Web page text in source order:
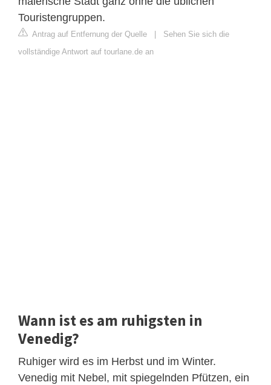
Touristengruppen.
Antrag auf Entfernung der Quelle
Sehen Sie sich die
vollständige Antwort auf tourlane.de an
Wann ist es am ruhigsten in
Venedig?
Ruhiger wird es im Herbst und im Winter.
Venedig mit Nebel, mit spiegelnden Pfützen, ein